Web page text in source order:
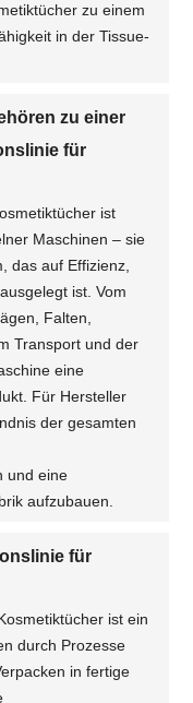
zu einem
in der Tissue-
zu einer
für
ist
Maschinen – sie
das auf Effizienz,
ist. Vom
Falten,
Transport und der
eine
Für Hersteller
der gesamten
und eine
aufzubauen.
für
ist ein
durch Prozesse
in fertige